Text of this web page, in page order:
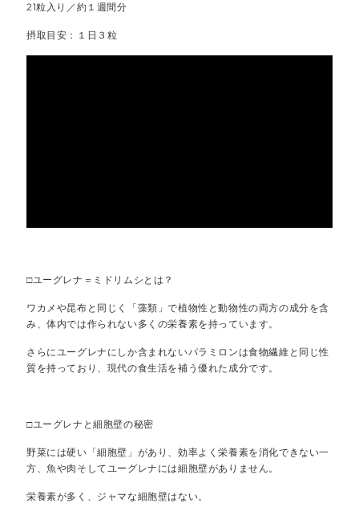
21粒入り／約１週間分
摂取目安：１日３粒
□ユーグレナ＝ミドリムシとは？
ワカメや昆布と同じく「藻類」で植物性と動物性の両方の成分を含
み、体内では作られない多くの栄養素を持っています。
さらにユーグレナにしか含まれないパラミロンは食物繊維と同じ性
質を持っており、現代の食生活を補う優れた成分です。
□ユーグレナと細胞壁の秘密
野菜には硬い「細胞壁」があり、効率よく栄養素を消化できない一
方、魚や肉そしてユーグレナには細胞壁がありません。
栄養素が多く、ジャマな細胞壁はない。